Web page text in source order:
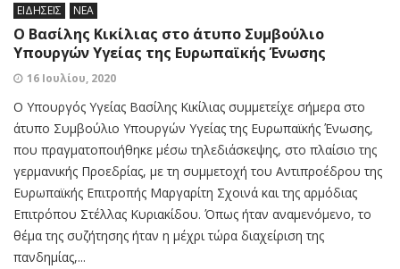
ΕΙΔΗΣΕΙΣ ΝΕΑ
Ο Βασίλης Κικίλιας στο άτυπο Συμβούλιο
Υπουργών Υγείας της Ευρωπαϊκής Ένωσης
16 Ιουλίου, 2020
Ο Υπουργός Υγείας Βασίλης Κικίλιας συμμετείχε σήμερα στο
άτυπο Συμβούλιο Υπουργών Υγείας της Ευρωπαϊκής Ένωσης,
που πραγματοποιήθηκε μέσω τηλεδιάσκεψης, στο πλαίσιο της
γερμανικής Προεδρίας, με τη συμμετοχή του Αντιπροέδρου της
Ευρωπαϊκής Επιτροπής Μαργαρίτη Σχοινά και της αρμόδιας
Επιτρόπου Στέλλας Κυριακίδου. Όπως ήταν αναμενόμενο, το
θέμα της συζήτησης ήταν η μέχρι τώρα διαχείριση της
πανδημίας,...